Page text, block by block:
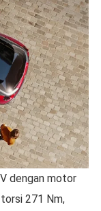
dengan motor
271 Nm,